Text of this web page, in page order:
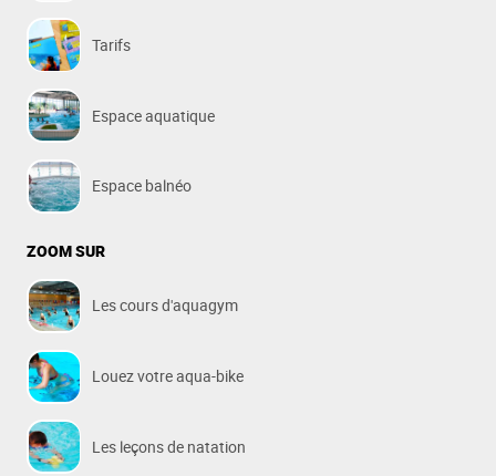
Tarifs
Espace aquatique
Espace balnéo
ZOOM SUR
Les cours d'aquagym
Louez votre aqua-bike
Les leçons de natation